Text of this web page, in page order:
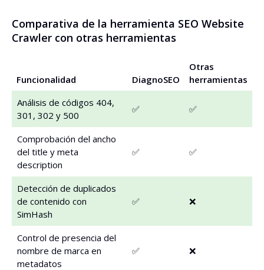
Comparativa de la herramienta SEO Website
Crawler con otras herramientas
Funcionalidad DiagnoSEO
Otras
herramientas
Análisis de códigos 404,
301, 302 y 500
✅ ✅
Comprobación del ancho
del title y meta
description
✅ ✅
Detección de duplicados
de contenido con
SimHash
✅ ❌
Control de presencia del
nombre de marca en
metadatos
✅ ❌